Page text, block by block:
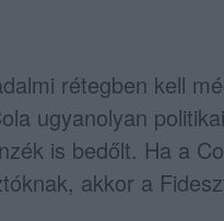
rétegben kell
ugyanolyan
is bedőlt. Ha a
akkor a